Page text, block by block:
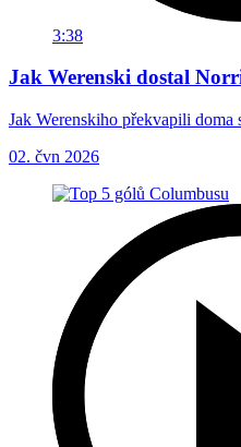
3:38
Jak Werenski dostal
Jak Werenskiho překvapili doma
02. čvn 2026